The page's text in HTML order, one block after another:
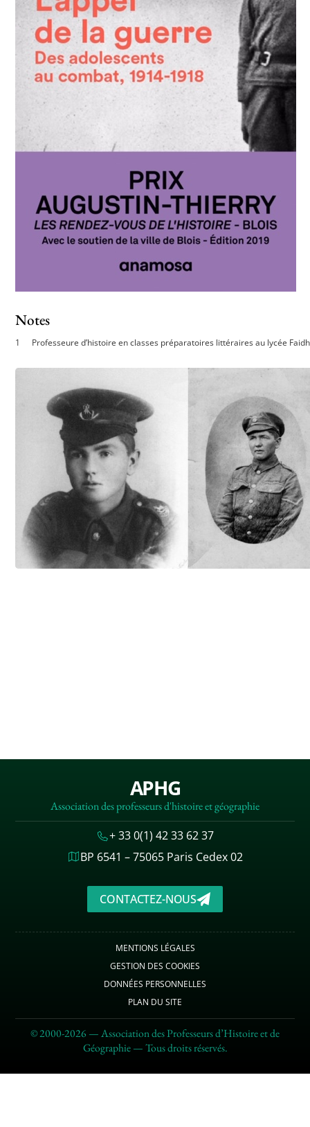
Notes
Professeure d’histoire en classes préparatoires littéraires au lycée
APHG
Association des professeurs d'histoire et géographie
+ 33 0(1) 42 33 62 37
BP 6541 – 75065 Paris Cedex 02
CONTACTEZ-NOUS
MENTIONS LÉGALES
GESTION DES COOKIES
DONNÉES PERSONNELLES
PLAN DU SITE
© 2000-2026 — Association des Professeurs d’Histoire et de
Géographie — Tous droits réservés.